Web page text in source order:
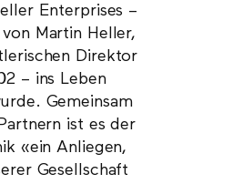
Enterprises –
Martin Heller,
Direktor
– ins Leben
Gemeinsam
ist es der
«ein Anliegen,
Gesellschaft